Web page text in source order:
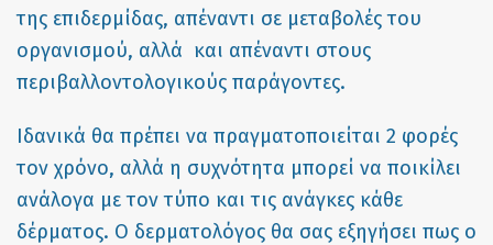
της επιδερμίδας, απέναντι σε μεταβολές του
οργανισμού, αλλά και απέναντι στους
περιβαλλοντολογικούς παράγοντες.
Ιδανικά θα πρέπει να πραγματοποιείται 2 φορές
τον χρόνο, αλλά η συχνότητα μπορεί να ποικίλει
ανάλογα με τον τύπο και τις ανάγκες κάθε
δέρματος. Ο δερματολόγος θα σας εξηγήσει πως ο